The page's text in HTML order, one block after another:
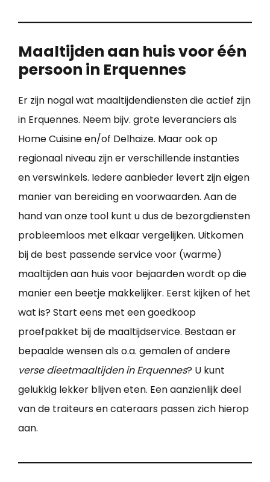
Maaltijden aan huis voor één
persoon in Erquennes
Er zijn nogal wat maaltijdendiensten die actief zijn
in Erquennes. Neem bijv. grote leveranciers als
Home Cuisine en/of Delhaize. Maar ook op
regionaal niveau zijn er verschillende instanties
en verswinkels. Iedere aanbieder levert zijn eigen
manier van bereiding en voorwaarden. Aan de
hand van onze tool kunt u dus de bezorgdiensten
probleemloos met elkaar vergelijken. Uitkomen
bij de best passende service voor (warme)
maaltijden aan huis voor bejaarden wordt op die
manier een beetje makkelijker. Eerst kijken of het
wat is? Start eens met een goedkoop
proefpakket bij de maaltijdservice. Bestaan er
bepaalde wensen als o.a. gemalen of andere
verse dieetmaaltijden in Erquennes? U kunt
gelukkig lekker blijven eten. Een aanzienlijk deel
van de traiteurs en cateraars passen zich hierop
aan.